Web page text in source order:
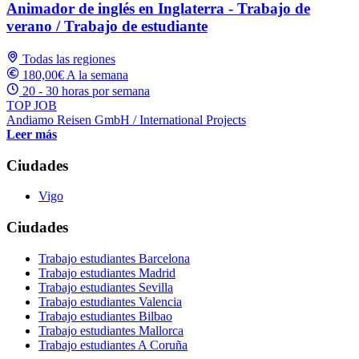
Animador de inglés en Inglaterra - Trabajo de
verano / Trabajo de estudiante
Todas las regiones
180,00€ A la semana
20 - 30 horas por semana
TOP JOB
Andiamo Reisen GmbH / International Projects
Leer más
Ciudades
Vigo
Ciudades
Trabajo estudiantes Barcelona
Trabajo estudiantes Madrid
Trabajo estudiantes Sevilla
Trabajo estudiantes Valencia
Trabajo estudiantes Bilbao
Trabajo estudiantes Mallorca
Trabajo estudiantes A Coruña